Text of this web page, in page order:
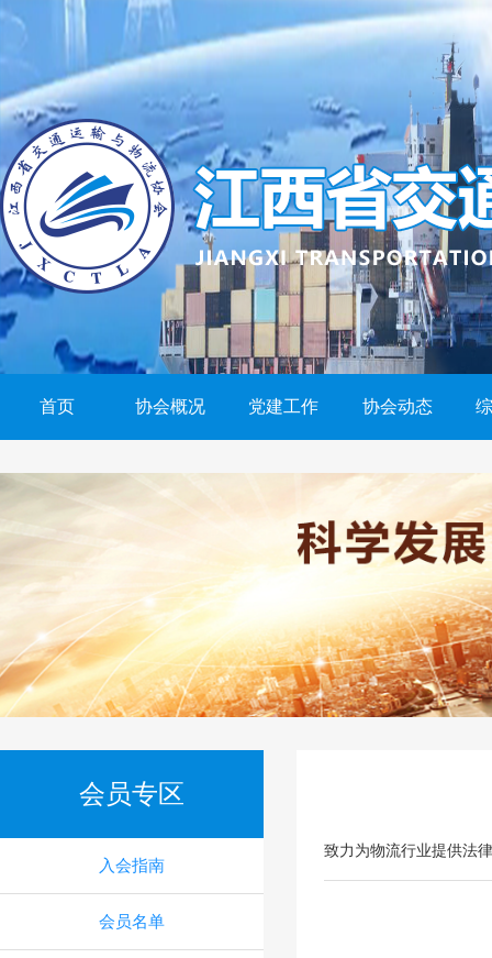
首页 协会概况 党建工作 协会动态
会员专区
入会指南
会员名单
致力为物流行业提供法